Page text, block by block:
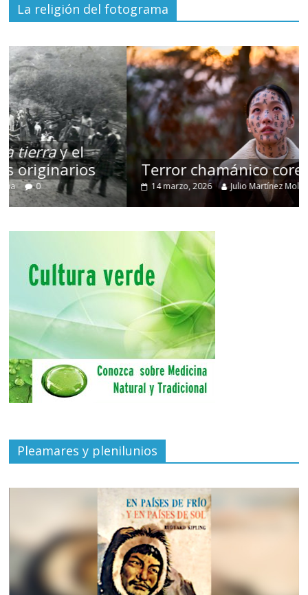
La religión del fotograma
Terror chamánico coreano
14 marzo, 2026 Julio Martínez Molina 0
Pleamares y plenilunios